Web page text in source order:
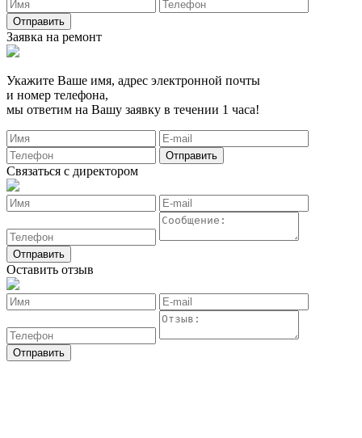
Заявка на ремонт
Укажите Ваше имя, адрес электронной почты
и номер телефона,
мы ответим на Вашу заявку в течении 1 часа!
Связаться с директором
Оставить отзыв